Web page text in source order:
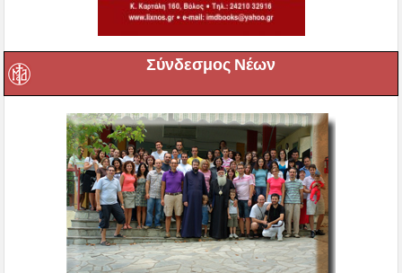
Σύνδεσμος Νέων